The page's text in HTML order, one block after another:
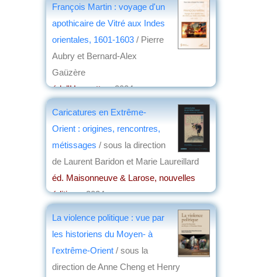
François Martin : voyage d'un
apothicaire de Vitré aux Indes
orientales, 1601-1603 / Pierre
Aubry et Bernard-Alex
Gaüzère
éd. l'Harmattan, 2024
Caricatures en Extrême-
Orient : origines, rencontres,
métissages / sous la direction
de Laurent Baridon et Marie Laureillard
éd. Maisonneuve & Larose, nouvelles
éditions, 2024
La violence politique : vue par
les historiens du Moyen- à
l'extrême-Orient / sous la
direction de Anne Cheng et Henry